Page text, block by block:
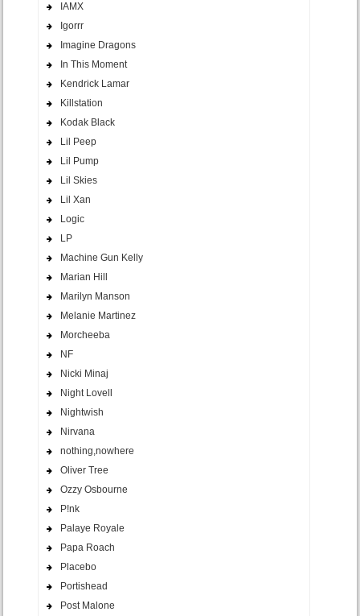
IAMX
Igorrr
Imagine Dragons
In This Moment
Kendrick Lamar
Killstation
Kodak Black
Lil Peep
Lil Pump
Lil Skies
Lil Xan
Logic
LP
Machine Gun Kelly
Marian Hill
Marilyn Manson
Melanie Martinez
Morcheeba
NF
Nicki Minaj
Night Lovell
Nightwish
Nirvana
nothing,nowhere
Oliver Tree
Ozzy Osbourne
P!nk
Palaye Royale
Papa Roach
Placebo
Portishead
Post Malone